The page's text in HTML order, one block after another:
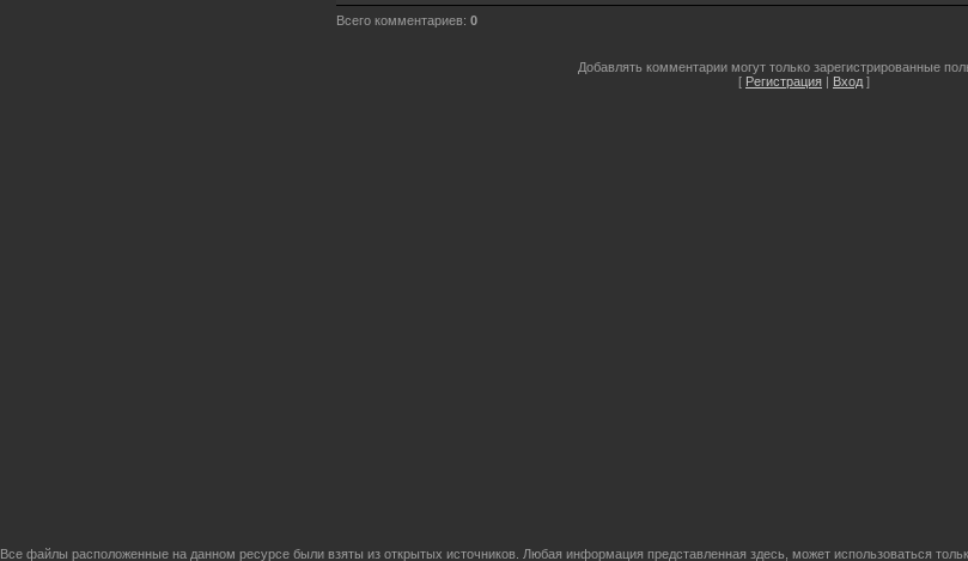
Всего комментариев: 0
Добавлять комментарии могут только зарегистрированные
[ Регистрация | Вход ]
Все файлы расположенные на данном ресурсе были взяты из открытых источников. Любая информация представленная здесь, может использоваться